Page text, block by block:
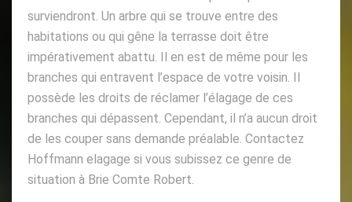
surviendront. Un arbre qui se trouve entre des
habitations ou qui gêne la terrasse doit être
impérativement abattu. Il en est de même pour les
branches qui entravent l’espace de votre voisin. Il
possède les droits de réclamer l’élagage de ces
branches qui dépassent. Cependant, il n’a aucun droit
de les couper sans demande préalable. Contactez
Hoffmann elagage si vous subissez ce genre de
situation à Brie Comte Robert.